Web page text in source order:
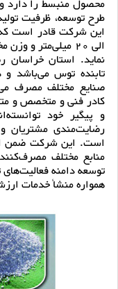
محصول منبسط را دارد
الی 20 میلی‌متر
نماید. استان
تابنده توس می‌باشد
صنایع مختلف مصرف
کادر فنی و متخصص و
و پیگیر خود
رضایت‌مندی مشتریان
است. این شرکت ضمن
منابع مختلف
توسعه دامنه
همواره منشأ خدمات